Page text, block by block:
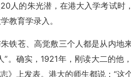
人的朱光潜，在港大入学考试时
教育学录入。
铁苍、高觉敷三个人都是从内地
”。确实，1921年，刚读大二的
》上发表。港大的师生都说：“这